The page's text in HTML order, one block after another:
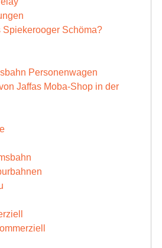
Spiekerooger Schöma?
Personenwagen
Jaffas Moba-Shop in der